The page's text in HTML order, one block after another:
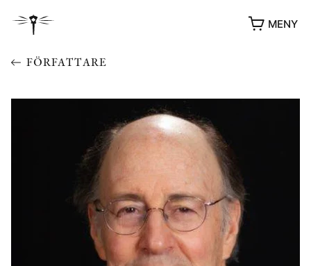
MENY
YUKIKO OCH PATRIK MÖTER
STOLPE STORIES
FÖRFATTARE